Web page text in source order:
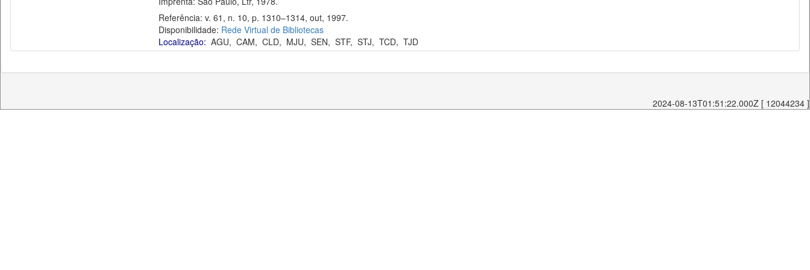
Referência: v. 61, n. 10, p. 1310–1314, out, 1997.
Disponibilidade: Rede Virtual de Bibliotecas
Localização: AGU, CAM, CLD, MJU, SEN, STF, STJ, TCD, TJD
2024-08-13T01:51:22.000Z [ 12044234 ]